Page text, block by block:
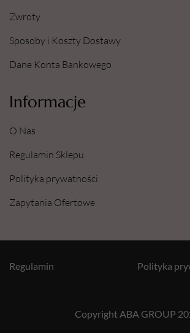
Zwroty
Sposoby i Koszty Dostawy
Dane Konta Bankowego
Informacje
O Nas
Regulamin Sklepu
Polityka prywatności
Zapytania Ofertowe
Copyright ABA GROUP
Polityka
Regulamin